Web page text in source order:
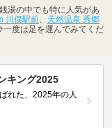
湯の中でも特に人気があ
川俣駅前、 天然温泉 秀郷
一度は足を運んでみてくだ
キング2025
れた、2025年の人